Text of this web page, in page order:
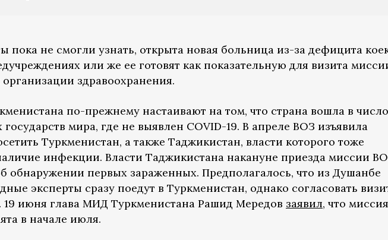
пока не смогли узнать, открыта новая больница из-за дефицита
или же ее готовят как показательную для визита
здравоохранения.
по-прежнему настаивают на том, что страна вошла в число
государств мира, где не выявлен COVID-19. В апреле ВОЗ изъявила
Туркменистан, а также Таджикистан, власти которого тоже
инфекции. Власти Таджикистана накануне приезда миссии
обнаружении первых зараженных. Предполагалось, что из Душанбе
эксперты сразу поедут в Туркменистан, однако согласовать
19 июня глава МИД Туркменистана Рашид Мередов заявил, что миссия
в начале июля.